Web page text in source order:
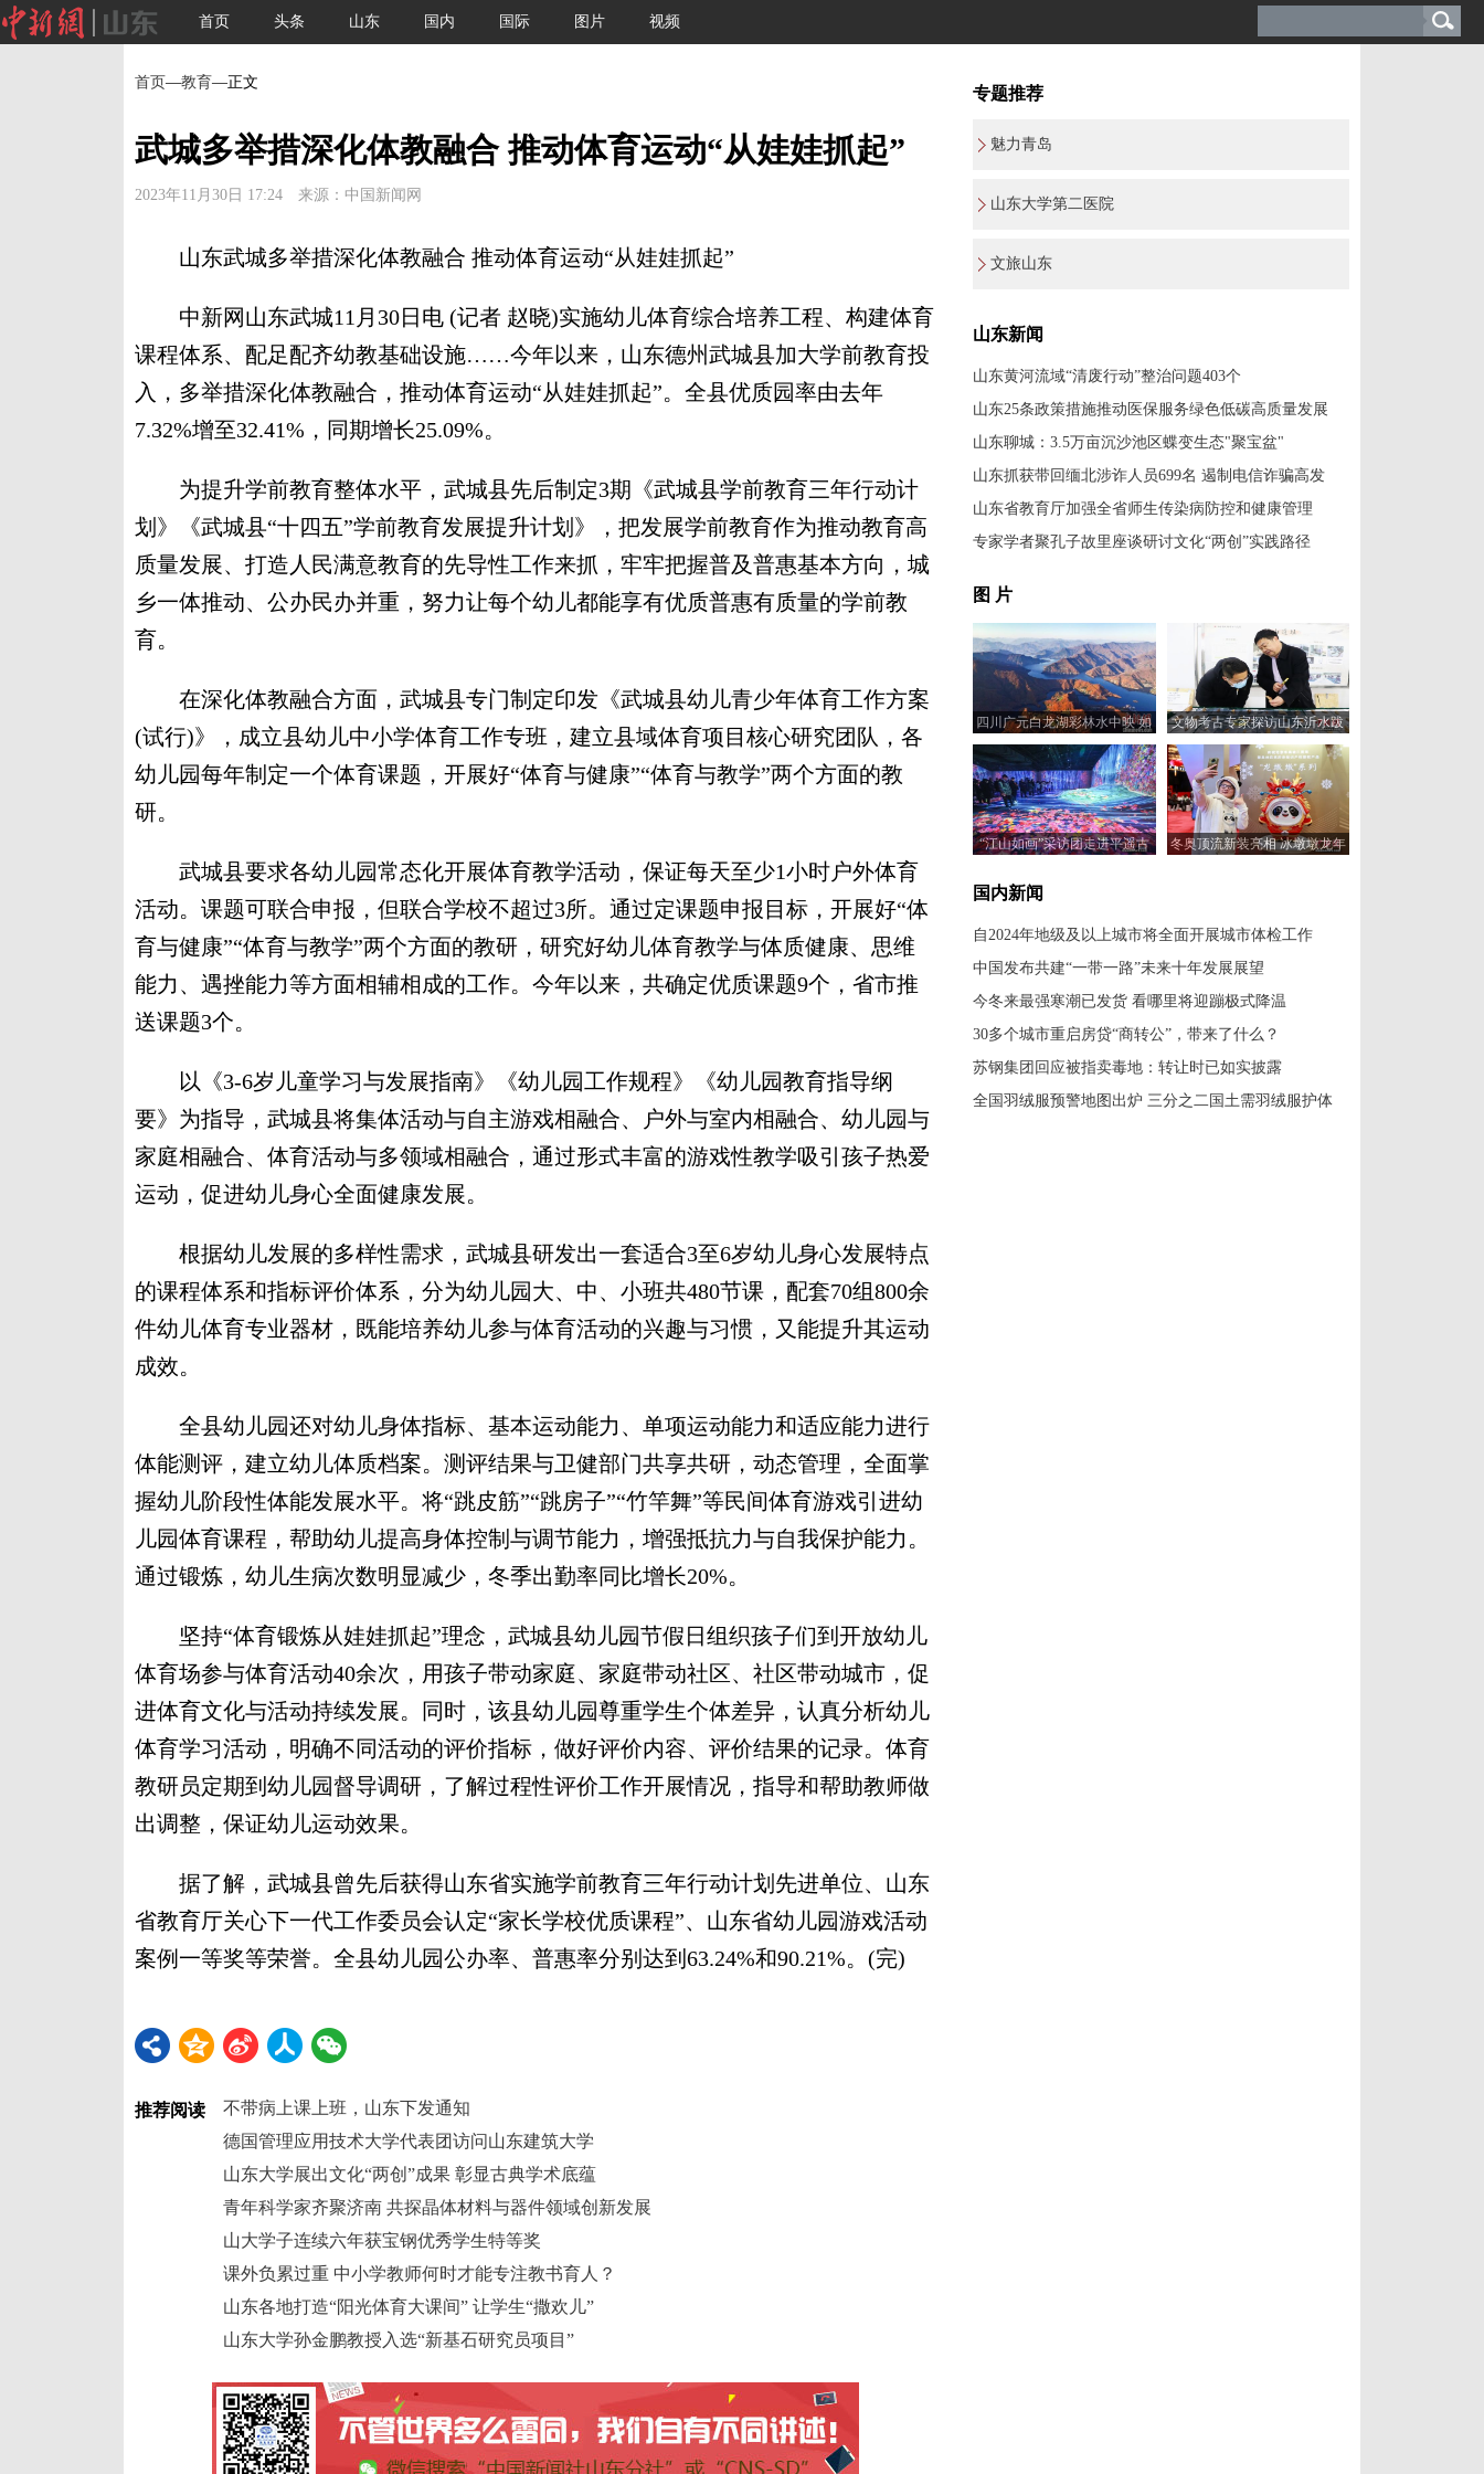
首页 头条 山东 国内 国际 图片 视频
首页—教育—正文
武城多举措深化体教融合 推动体育运动“从娃娃抓起”
2023年11月30日 17:24 来源：中国新闻网
山东武城多举措深化体教融合 推动体育运动“从娃娃抓起”
中新网山东武城11月30日电 (记者 赵晓)实施幼儿体育综合培养工程、构建体育
课程体系、配足配齐幼教基础设施……今年以来，山东德州武城县加大学前教育投
入，多举措深化体教融合，推动体育运动“从娃娃抓起”。全县优质园率由去年
7.32%增至32.41%，同期增长25.09%。
为提升学前教育整体水平，武城县先后制定3期《武城县学前教育三年行动计
划》《武城县“十四五”学前教育发展提升计划》，把发展学前教育作为推动教育高
质量发展、打造人民满意教育的先导性工作来抓，牢牢把握普及普惠基本方向，城
乡一体推动、公办民办并重，努力让每个幼儿都能享有优质普惠有质量的学前教
育。
在深化体教融合方面，武城县专门制定印发《武城县幼儿青少年体育工作方案
(试行)》，成立县幼儿中小学体育工作专班，建立县域体育项目核心研究团队，各
幼儿园每年制定一个体育课题，开展好“体育与健康”“体育与教学”两个方面的教
研。
武城县要求各幼儿园常态化开展体育教学活动，保证每天至少1小时户外体育
活动。课题可联合申报，但联合学校不超过3所。通过定课题申报目标，开展好“体
育与健康”“体育与教学”两个方面的教研，研究好幼儿体育教学与体质健康、思维
能力、遇挫能力等方面相辅相成的工作。今年以来，共确定优质课题9个，省市推
送课题3个。
以《3-6岁儿童学习与发展指南》《幼儿园工作规程》《幼儿园教育指导纲
要》为指导，武城县将集体活动与自主游戏相融合、户外与室内相融合、幼儿园与
家庭相融合、体育活动与多领域相融合，通过形式丰富的游戏性教学吸引孩子热爱
运动，促进幼儿身心全面健康发展。
根据幼儿发展的多样性需求，武城县研发出一套适合3至6岁幼儿身心发展特点
的课程体系和指标评价体系，分为幼儿园大、中、小班共480节课，配套70组800余
件幼儿体育专业器材，既能培养幼儿参与体育活动的兴趣与习惯，又能提升其运动
成效。
全县幼儿园还对幼儿身体指标、基本运动能力、单项运动能力和适应能力进行
体能测评，建立幼儿体质档案。测评结果与卫健部门共享共研，动态管理，全面掌
握幼儿阶段性体能发展水平。将“跳皮筋”“跳房子”“竹竿舞”等民间体育游戏引进幼
儿园体育课程，帮助幼儿提高身体控制与调节能力，增强抵抗力与自我保护能力。
通过锻炼，幼儿生病次数明显减少，冬季出勤率同比增长20%。
坚持“体育锻炼从娃娃抓起”理念，武城县幼儿园节假日组织孩子们到开放幼儿
体育场参与体育活动40余次，用孩子带动家庭、家庭带动社区、社区带动城市，促
进体育文化与活动持续发展。同时，该县幼儿园尊重学生个体差异，认真分析幼儿
体育学习活动，明确不同活动的评价指标，做好评价内容、评价结果的记录。体育
教研员定期到幼儿园督导调研，了解过程性评价工作开展情况，指导和帮助教师做
出调整，保证幼儿运动效果。
据了解，武城县曾先后获得山东省实施学前教育三年行动计划先进单位、山东
省教育厅关心下一代工作委员会认定“家长学校优质课程”、山东省幼儿园游戏活动
案例一等奖等荣誉。全县幼儿园公办率、普惠率分别达到63.24%和90.21%。(完)
推荐阅读
不带病上课上班，山东下发通知
德国管理应用技术大学代表团访问山东建筑大学
山东大学展出文化“两创”成果 彰显古典学术底蕴
青年科学家齐聚济南 共探晶体材料与器件领域创新发展
山大学子连续六年获宝钢优秀学生特等奖
课外负累过重 中小学教师何时才能专注教书育人？
山东各地打造“阳光体育大课间” 让学生“撒欢儿”
山东大学孙金鹏教授入选“新基石研究员项目”
专题推荐
魅力青岛
山东大学第二医院
文旅山东
山东新闻
山东黄河流域“清废行动”整治问题403个
山东25条政策措施推动医保服务绿色低碳高质量发展
山东聊城：3.5万亩沉沙池区蝶变生态"聚宝盆"
山东抓获带回缅北涉诈人员699名 遏制电信诈骗高发
山东省教育厅加强全省师生传染病防控和健康管理
专家学者聚孔子故里座谈研讨文化“两创”实践路径
图 片
四川广元白龙湖彩林水中映 如
诗意山水画引人入胜
文物考古专家探访山东沂水跋
山遗址
“江山如画”采访团走进平遥古
冬奥顶流新装亮相 冰墩墩龙年
国内新闻
自2024年地级及以上城市将全面开展城市体检工作
中国发布共建“一带一路”未来十年发展展望
今冬来最强寒潮已发货 看哪里将迎蹦极式降温
30多个城市重启房贷“商转公”，带来了什么？
苏钢集团回应被指卖毒地：转让时已如实披露
全国羽绒服预警地图出炉 三分之二国土需羽绒服护体